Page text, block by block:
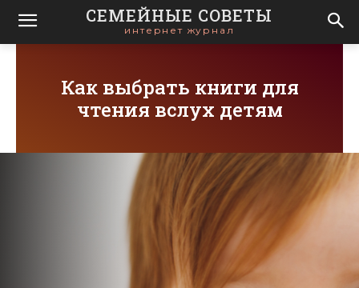
СЕМЕЙНЫЕ СОВЕТЫ
интернет журнал
Как выбрать книги для
чтения вслух детям